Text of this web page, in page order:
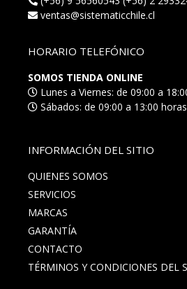
ventas@sistematicchile.cl
HORARIO TELEFÓNICO
SOMOS TIENDA ONLINE
Lunes a Viernes: de 09:00 a
Sábados: de 09:00 a 13:00
INFORMACIÓN DEL SITIO
QUIENES SOMOS
SERVICIOS
MARCAS
GARANTÍA
CONTACTO
TÉRMINOS Y CONDICIONES DEL